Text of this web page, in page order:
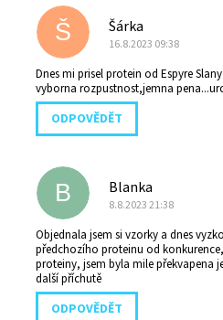
Š Šárka
16.8.2023 09:38
Dnes mi prisel protein od Espyre
vyborna rozpustnost,jemna
ODPOVĚDĚT
B Blanka
8.8.2023 21:38
Objednala jsem si vzorky a dnes
předchozího proteinu od
proteiny, jsem byla mile překvapena
další příchutě
ODPOVĚDĚT